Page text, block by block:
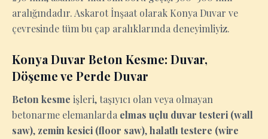
aralığındadır. Askarot İnşaat olarak Konya Duvar ve
çevresinde tüm bu çap aralıklarında deneyimliyiz.
Konya Duvar Beton Kesme: Duvar,
Döşeme ve Perde Duvar
Beton kesme işleri, taşıyıcı olan veya olmayan
betonarme elemanlarda elmas uçlu duvar testeri (wall
saw), zemin kesici (floor saw),halatlı testere (wire